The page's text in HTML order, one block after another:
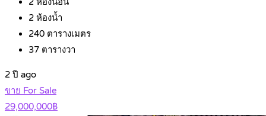
2 ห้องน้ำ
240 ตารางเมตร
37 ตารางวา
2 ปี ago
ขาย For Sale
29,000,000฿